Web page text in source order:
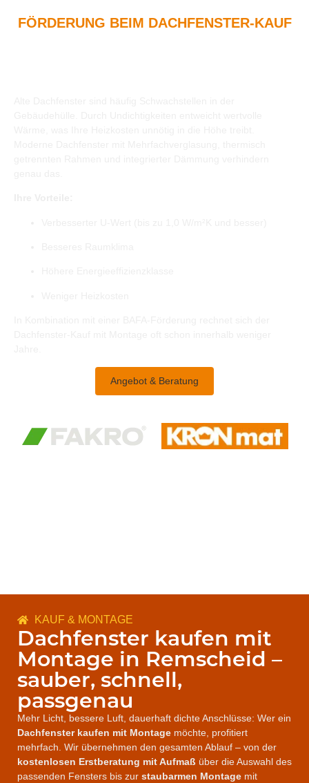
FÖRDERUNG BEIM DACHFENSTER-KAUF
Angebot & Beratung
KAUF & MONTAGE
Dachfenster kaufen mit
Montage in Remscheid –
sauber, schnell,
passgenau
Mehr Licht, bessere Luft, dauerhaft dichte Anschlüsse: Wer ein
Dachfenster kaufen mit Montage möchte, profitiert
mehrfach. Wir übernehmen den gesamten Ablauf – von der
kostenlosen Erstberatung mit Aufmaß über die Auswahl des
passenden Fensters bis zur staubarmen Montage mit